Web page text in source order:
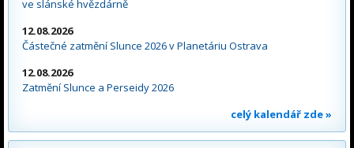
ve slánské hvězdárně
12.08.2026
Částečné zatmění Slunce 2026 v Planetáriu Ostrava
12.08.2026
Zatmění Slunce a Perseidy 2026
celý kalendář zde »